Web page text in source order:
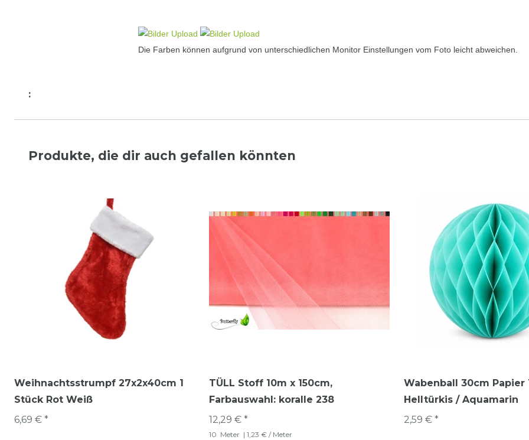
Die Farben können aufgrund von unterschiedlichen Monitor Einstellungen vom Foto leicht abweichen.
:
Produkte, die dir auch gefallen könnten
Weihnachtsstrumpf 27x2x40cm 1
Stück Rot Weiß
6,69 € *
TÜLL Stoff 10m x 150cm,
Farbauswahl: koralle 238
12,29 € *
10 Meter | 1,23 € / Meter
Wabenball 30cm Papier
Helltürkis / Aquamarin
2,59 € *